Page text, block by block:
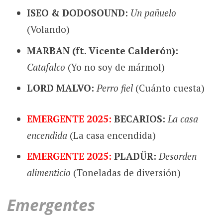
ISEO & DODOSOUND: Un pañuelo
(Volando)
MARBAN (ft. Vicente Calderón):
Catafalco (Yo no soy de mármol)
LORD MALVO:Perro fiel(Cuánto cuesta)
EMERGENTE 2025: BECARIOS: La casa
encendida(La casa encendida)
EMERGENTE 2025: PLADÜR: Desorden
alimenticio (Toneladas de diversión)
Emergentes